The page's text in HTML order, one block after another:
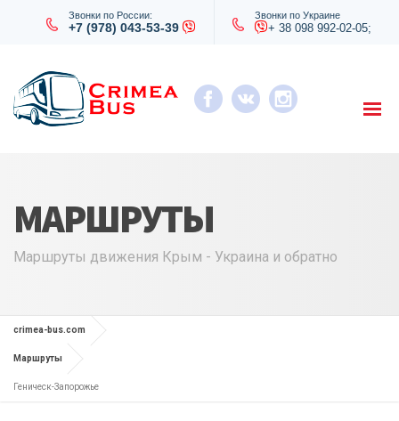
Звонки по России:
+7 (978) 043-53-39
Звонки по Украине
+ 38 098 992-02-05;
МАРШРУТЫ
Маршруты движения Крым - Украина и обратно
crimea-bus.com
Маршруты
Геническ-Запорожье